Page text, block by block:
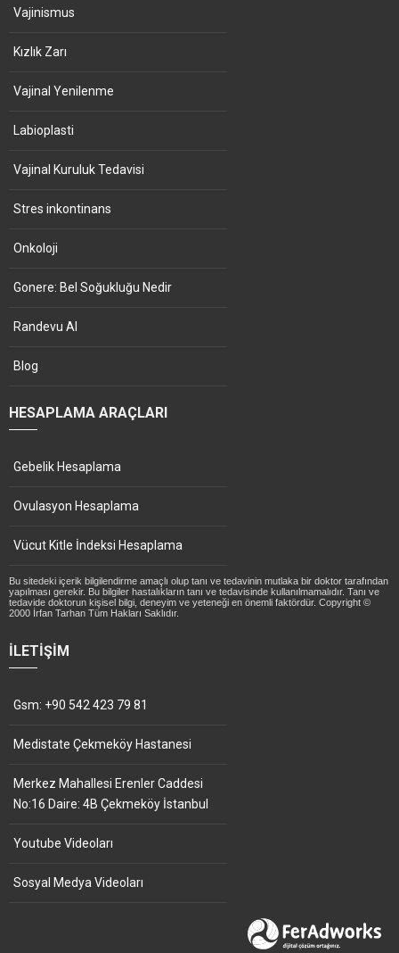
Vajinismus
Kızlık Zarı
Vajinal Yenilenme
Labioplasti
Vajinal Kuruluk Tedavisi
Stres inkontinans
Onkoloji
Gonere: Bel Soğukluğu Nedir
Randevu Al
Blog
HESAPLAMA ARAÇLARI
Gebelik Hesaplama
Ovulasyon Hesaplama
Vücut Kitle İndeksi Hesaplama
Bu sitedeki içerik bilgilendirme amaçlı olup tanı ve tedavinin mutlaka bir doktor tarafından
yapılması gerekir. Bu bilgiler hastalıkların tanı ve tedavisinde kullanılmamalıdır. Tanı ve
tedavide doktorun kişisel bilgi, deneyim ve yeteneği en önemli faktördür. Copyright ©
2000 İrfan Tarhan Tüm Hakları Saklıdır.
İLETIŞIM
Gsm: +90 542 423 79 81
Medistate Çekmeköy Hastanesi
Merkez Mahallesi Erenler Caddesi
No:16 Daire: 4B Çekmeköy İstanbul
Youtube Videoları
Sosyal Medya Videoları